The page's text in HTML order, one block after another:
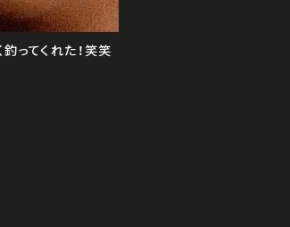
ってくれた！笑笑